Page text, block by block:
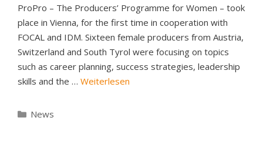
ProPro – The Producers’ Programme for Women – took
place in Vienna, for the first time in cooperation with
FOCAL and IDM. Sixteen female producers from Austria,
Switzerland and South Tyrol were focusing on topics
such as career planning, success strategies, leadership
skills and the … Weiterlesen
Kategorien
News